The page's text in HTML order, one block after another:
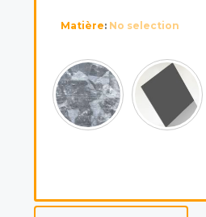
Matière: No selection